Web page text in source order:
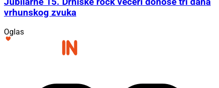
vrhunskog zvuka
Oglas